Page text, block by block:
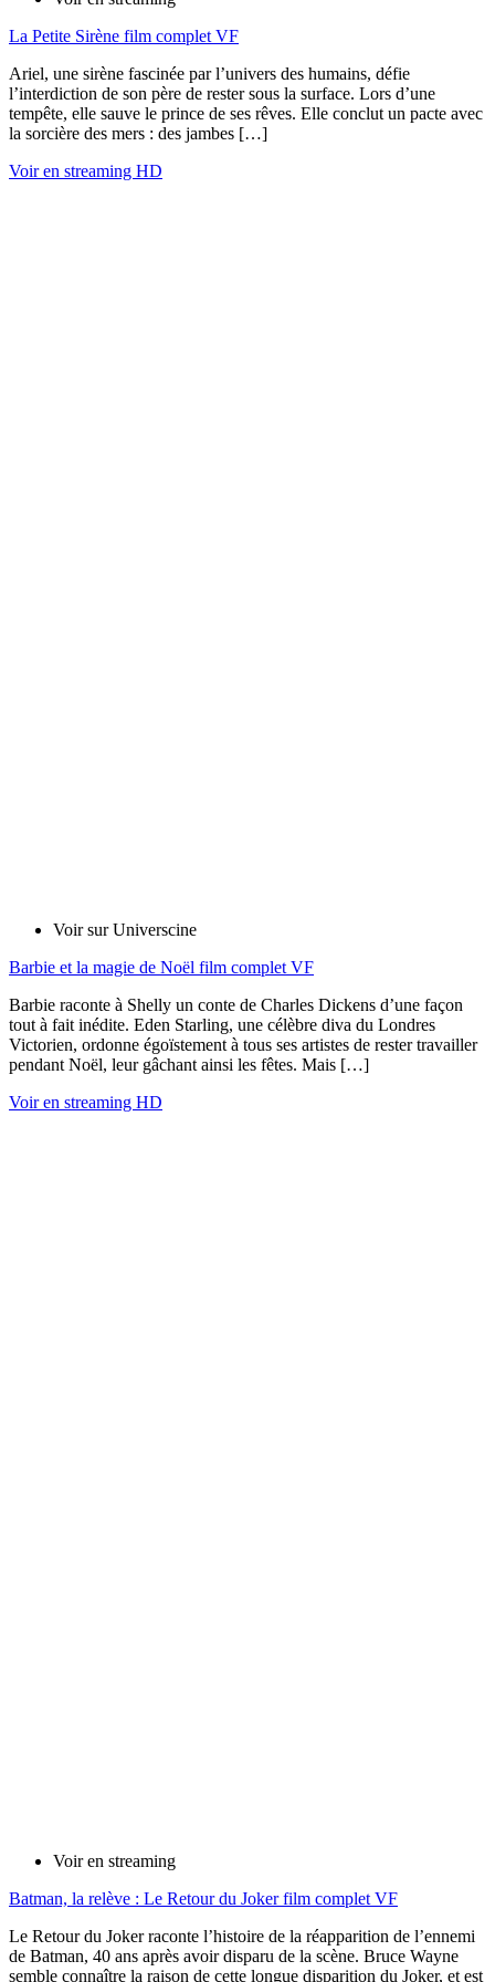
La Petite Sirène film complet VF
Ariel, une sirène fascinée par l’univers des humains, défie
l’interdiction de son père de rester sous la surface. Lors d’une
tempête, elle sauve le prince de ses rêves. Elle conclut un pacte avec
la sorcière des mers : des jambes […]
Voir en streaming HD
Voir sur Universcine
Barbie et la magie de Noël film complet VF
Barbie raconte à Shelly un conte de Charles Dickens d’une façon
tout à fait inédite. Eden Starling, une célèbre diva du Londres
Victorien, ordonne égoïstement à tous ses artistes de rester travailler
pendant Noël, leur gâchant ainsi les fêtes. Mais […]
Voir en streaming HD
Voir en streaming
Batman, la relève : Le Retour du Joker film complet VF
Le Retour du Joker raconte l’histoire de la réapparition de l’ennemi
de Batman, 40 ans après avoir disparu de la scène. Bruce Wayne
semble connaître la raison de cette longue disparition du Joker, et est